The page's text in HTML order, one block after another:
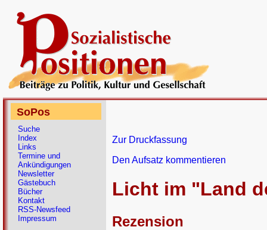
Zur Druckfassung
Den Aufsatz kommentieren
Licht im "Land
Rezension
SoPos
Suche
Index
Links
Termine und
Ankündigungen
Newsletter
Gästebuch
Bücher
Kontakt
RSS-Newsfeed
Impressum